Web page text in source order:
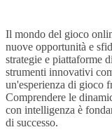
Il mondo del gioco
nuove opportunità e
strategie e piattaforme
strumenti innovativi
un'esperienza di gioco
Comprendere le
con intelligenza è
di successo.